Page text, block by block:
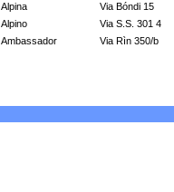
Alpina
Via Bóndi 15
Alpino
Via S.S. 301 4
Ambassador
Via Rìn 350/b